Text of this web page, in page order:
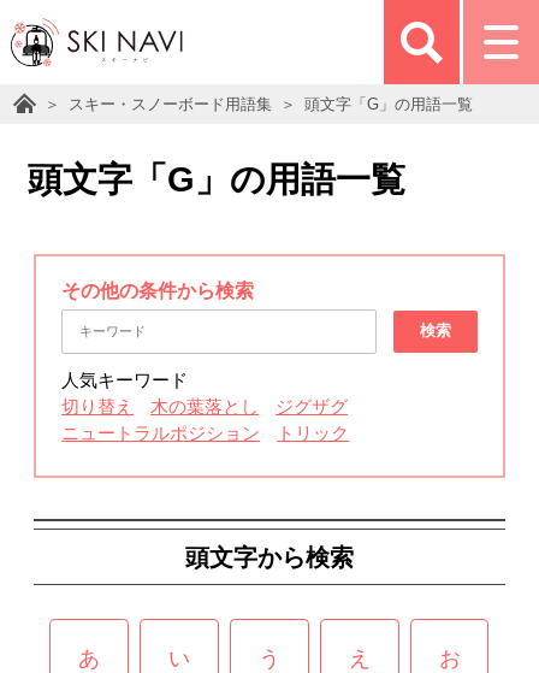
スキー・スノーボード用語集 頭文字「G」の用語一覧
頭文字「G」の用語一覧
その他の条件から検索
検索
人気キーワード
切り替え
木の葉落とし
ジグザグ
ニュートラルポジション
トリック
頭文字から検索
あ い う え お